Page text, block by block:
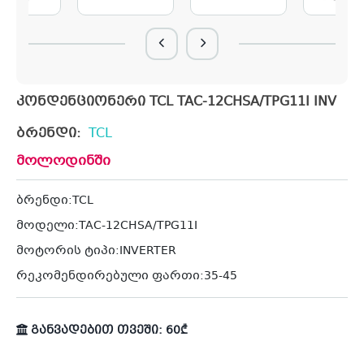
კონდენციონერი TCL TAC-12CHSA/TPG11I INV
ბრენდი: TCL
მოლოდინში
ბრენდი:TCL
მოდელი:TAC-12CHSA/TPG11I
მოტორის ტიპი:INVERTER
რეკომენდირებული ფართი:35-45
განვადებით თვეში: 60₾